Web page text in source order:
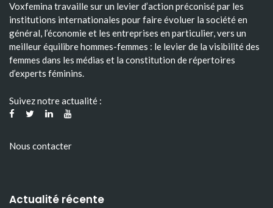
Voxfemina travaille sur un levier d’action préconisé par les
institutions internationales pour faire évoluer la société en
général, l’économie et les entreprises en particulier, vers un
meilleur équilibre hommes-femmes : le levier de la visibilité des
femmes dans les médias et la constitution de répertoires
d’experts féminins.
Suivez notre actualité :
Nous contacter
Actualité récente